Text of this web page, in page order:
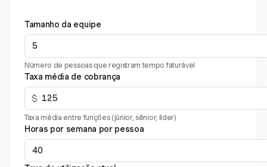
Tamanho da equipe
Número de pessoas que registram tempo faturável
Taxa média de cobrança
$
Taxa média entre funções (júnior, sênior, líder)
Horas por semana por pessoa